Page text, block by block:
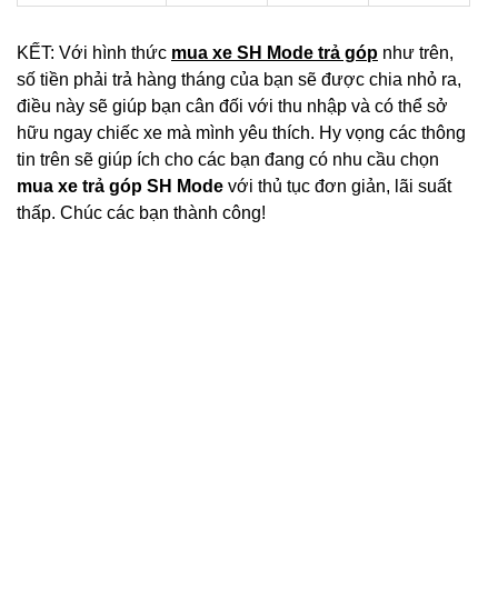
KẾT: Với hình thức mua xe SH Mode trả góp như trên,
số tiền phải trả hàng tháng của bạn sẽ được chia nhỏ ra,
điều này sẽ giúp bạn cân đối với thu nhập và có thể sở
hữu ngay chiếc xe mà mình yêu thích. Hy vọng các thông
tin trên sẽ giúp ích cho các bạn đang có nhu cầu chọn
mua xe trả góp SH Mode với thủ tục đơn giản, lãi suất
thấp. Chúc các bạn thành công!